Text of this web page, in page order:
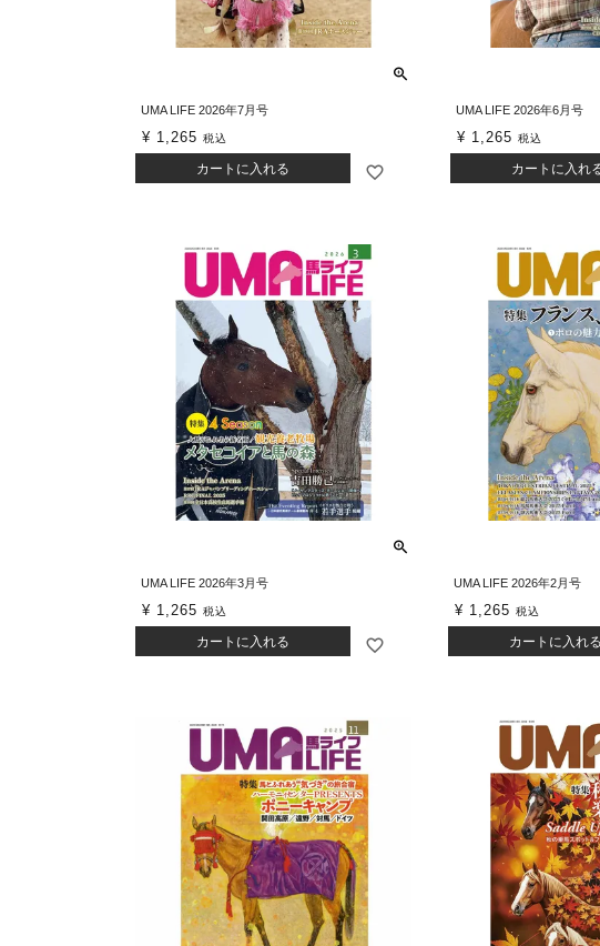
UMA LIFE 2026年7月号
¥ 1,265 税込
カートに入れる
UMA LIFE 2026年6月号
¥ 1,265 税込
カートに入れ
UMA LIFE 2026年3月号
¥ 1,265 税込
カートに入れる
UMA LIFE 2026年2月号
¥ 1,265 税込
カートに入れる